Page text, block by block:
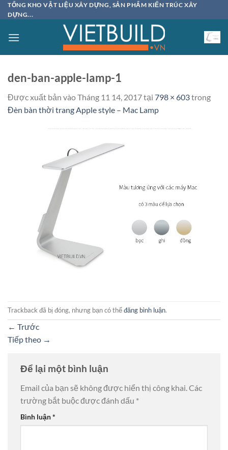
Bỏ
qua
dung
TỔNG KHO VẬT LIỆU XÂY DỰNG, SẢN PHẨM KIẾN TRÚC XÂY
DỰNG...
den-ban-apple-lamp-1
Được xuất bản vàoTháng 11 14, 2017tại 798 × 603trong
Đèn bàn thời trang Apple style – Mac Lamp
Trackback đã bị đóng, nhưng bạn có thểđăng bình luận.
← Trước
Tiếp theo →
Để lại một bình luận
Email của bạn sẽ không được hiển thị công khai. Các
trường bắt buộc được đánh dấu *
Bình luận*